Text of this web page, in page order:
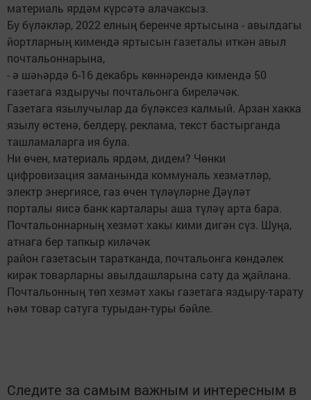
материаль ярдәм күрсәтә алачаксыз.
Бу бүләкләр, 2022 елның беренче яртысына - авылдагы
йортларның кимендә яртысын газеталы иткән авыл
почтальоннарына,
- ә шәһәрдә 6-16 декабрь көннәрендә кимендә 50
газетага яздыручы почтальонга биреләчәк.
Газетага язылучылар да бүләксез калмый. Арзан хакка
язылу өстенә, белдерү, реклама, текст бастырганда
ташламаларга ия була.
Ни өчен, материаль ярдәм, дидем? Чөнки
цифровизация заманында коммуналь хезмәтләр,
электр энергиясе, газ өчен түләүләрне Дәүләт
порталы яисә банк карталары аша түләү арта бара.
Почтальоннарның хезмәт хакы кими дигән сүз. Шуңа,
атнага бер тапкыр киләчәк
район газетасын таратканда, почтальонга көндәлек
кирәк товарларны авылдашларына сату да җайлана.
Почтальонның төп хезмәт хакы газетага яздыру-тарату
һәм товар сатуга турыдан-туры бәйле.
Следите за самым важным и интересным в